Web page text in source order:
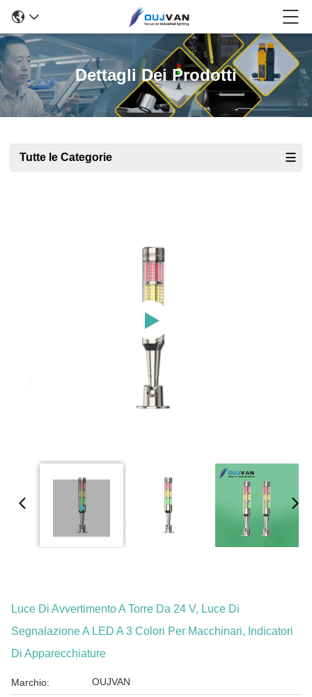
Dettagli Dei Prodotti
Tutte le Categorie
Luce Di Avvertimento A Torre Da 24 V, Luce Di
Segnalazione A LED A 3 Colori Per Macchinari, Indicatori
Di Apparecchiature
Marchio: OUJVAN